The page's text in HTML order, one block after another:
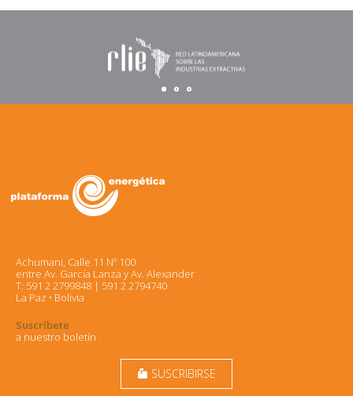
Achumani, Calle 11 Nº 100
entre Av. García Lanza y Av. Alexander
T: 591 2 2799848 | 591 2 2794740
La Paz • Bolivia
Suscríbete
a nuestro boletín
markunread_mailbox SUSCRIBIRSE